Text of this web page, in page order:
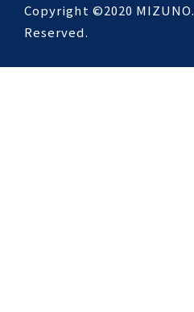
Copyright ©2020
Reserved.